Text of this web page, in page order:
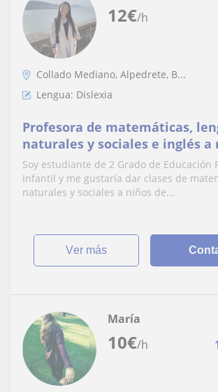
12€/h
Collado Mediano, Alpedrete, B...
Lengua: Dislexia
Profesora de matemáticas,
naturales y sociales e inglés a
infantil o primaria. Me
persona que siempre está
ayudar y con ganas de
Soy estudiante de 2 Grado de Educación
Infantil y me gustaría dar clases de
naturales y sociales a niños de...
ver más
10€/h
María